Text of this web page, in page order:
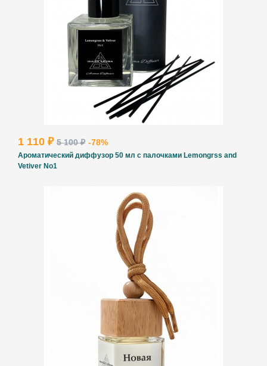
1 110 ₽ 5 100 ₽ -78%
Ароматический диффузор 50 мл с палочками Lemongrss and
Vetiver No1